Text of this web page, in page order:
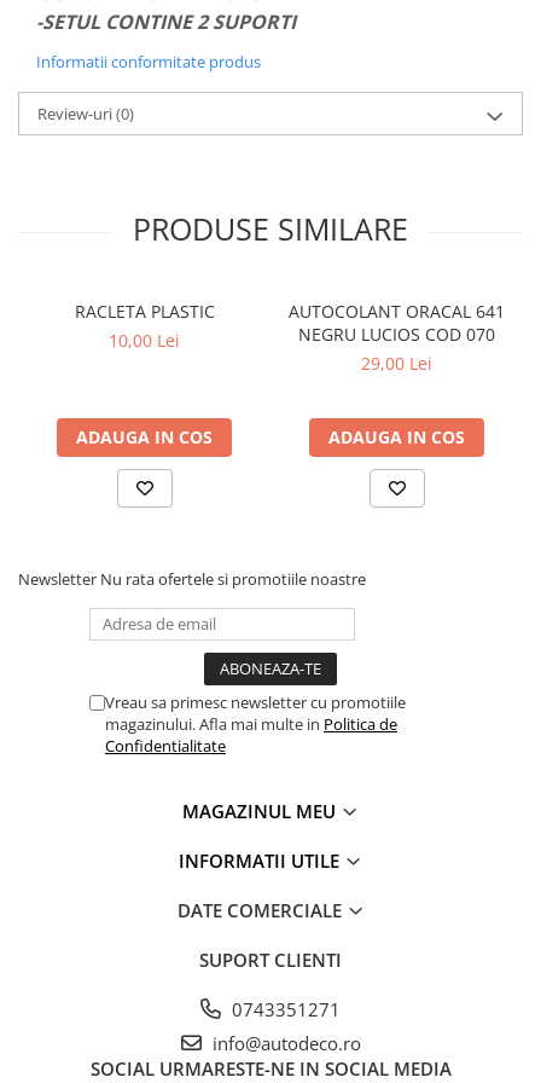
PARASOLARE
PAUL WALKER STICKER
PENTRU FETE
PRODUSE IN TRENDING
STICKERE CRĂCIUN
STICKERE GEAM MIC
STICKERE PENTRU LATERALE
STICKERE PERSONALIZATE
STICKERE PRAGURI
STICKERE UTILAJE AGRICOLE
VANATOARE - PESCUIT
STICKERE PERSONALIZATE
PRODUSE PERSONALIZATE FIRME
CARTI DE VIZITA
ECHIPAMENT DE LUCRU
PLACUTE INFORMATIVE
BANNERE PERSONALIZATE
TRICOURI MĂRCI AUTO
-SETUL CONTINE 2 SUPORTI
Informatii conformitate produs
Review-uri(0)
PRODUSE SIMILARE
RACLETA PLASTIC
10,00 Lei
ADAUGA IN COS
AUTOCOLANT ORACAL 641
NEGRU LUCIOS COD 070
29,00 Lei
ADAUGA IN COS
Newsletter Nu rata ofertele si promotiile noastre
Vreau sa primesc newsletter cu promotiile
magazinului. Afla mai multe in Politica de
Confidentialitate
MAGAZINUL MEU
INFORMATII UTILE
DATE COMERCIALE
SUPORT CLIENTI
0743351271
info@autodeco.ro
SOCIAL URMARESTE-NE IN SOCIAL MEDIA